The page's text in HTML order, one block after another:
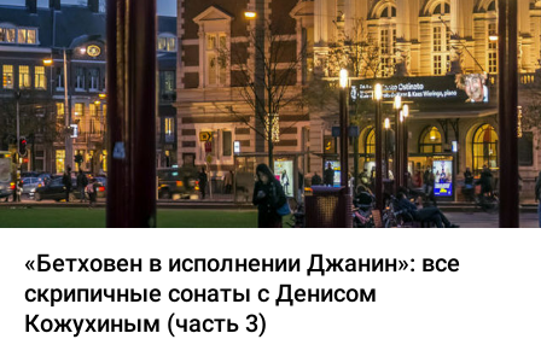
«Бетховен в исполнении Джанин»: все
скрипичные сонаты с Денисом
Кожухиным (часть 3)